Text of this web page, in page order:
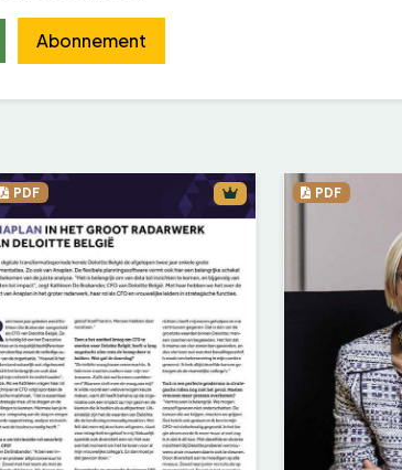
Abonnement
PDF PDF